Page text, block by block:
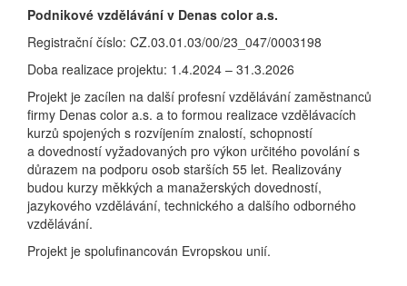
Podnikové vzdělávání v Denas color a.s.
Registrační číslo: CZ.03.01.03/00/23_047/0003198
Doba realizace projektu: 1.4.2024 – 31.3.2026
Projekt je zacílen na další profesní vzdělávání zaměstnanců
firmy Denas color a.s. a to formou realizace vzdělávacích
kurzů spojených s rozvíjením znalostí, schopností
a dovedností vyžadovaných pro výkon určitého povolání s
důrazem na podporu osob starších 55 let. Realizovány
budou kurzy měkkých a manažerských dovedností,
jazykového vzdělávání, technického a dalšího odborného
vzdělávání.
Projekt je spolufinancován Evropskou unií.